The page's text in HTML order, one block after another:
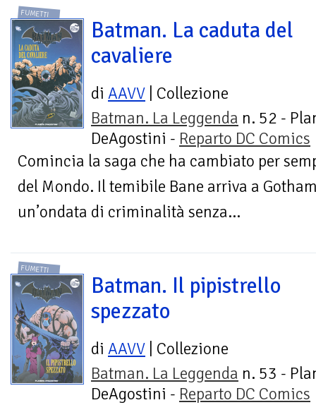
FUMETTI
Batman. La caduta del
cavaliere
di AAVV | Collezione
Batman. La Leggenda n. 52 -
DeAgostini - Reparto DC Comics
Comincia la saga che ha cambiato per
del Mondo. Il temibile Bane arriva a
un’ondata di criminalità senza...
FUMETTI
Batman. Il pipistrello
spezzato
di AAVV | Collezione
Batman. La Leggenda n. 53 -
DeAgostini - Reparto DC Comics